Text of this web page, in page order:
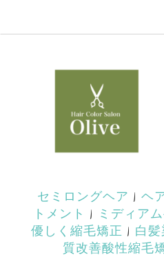
セミロングヘア | ヘ
トメント | ミディア
優しく縮毛矯正 | 白髪
質改善酸性縮毛